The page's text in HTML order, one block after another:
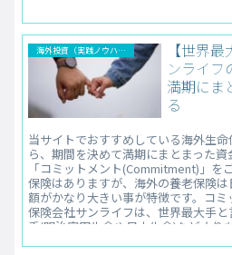
海外投資（実践ノウハウ）
【世界
ンライフ
満期にま
る
当サイトでおすすめしている海外生
ら、期間を決めて満期にまとまった
「コミットメント(Commitment)」を
保険はありますが、海外の養老保険
額がかなり大きい事が特徴です。コ
保険会社サンライフは、世界最大手
手(明治安田生命や日本生命)などより